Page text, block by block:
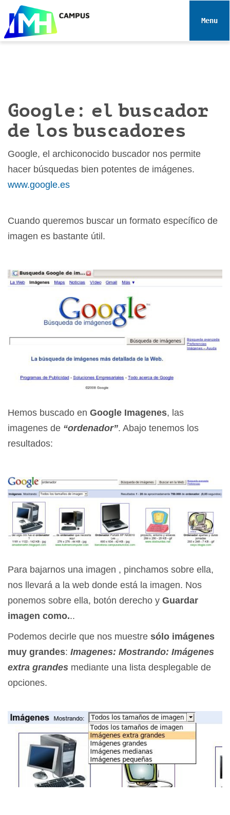
e
Toggle
Google: el buscador
de los buscadores
Google, el archiconocido buscador nos permite
hacer búsquedas bien potentes de imágenes.
www.google.es
Cuando queremos buscar un formato específico de
imagen es bastante útil.
Hemos buscado en Google Imagenes, las
imagenes de “ordenador”. Abajo tenemos los
resultados:
Para bajarnos una imagen , pinchamos sobre ella,
nos llevará a la web donde está la imagen. Nos
ponemos sobre ella, botón derecho y Guardar
imagen como...
Podemos decirle que nos muestre sólo imágenes
muy grandes: Imagenes: Mostrando: Imágenes
extra grandes mediante una lista desplegable de
opciones.